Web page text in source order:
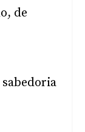
de
sabedoria